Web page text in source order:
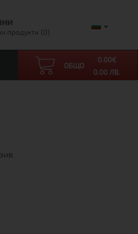
продукти (0)
ОБЩО
0.00€
0.00 ЛВ.